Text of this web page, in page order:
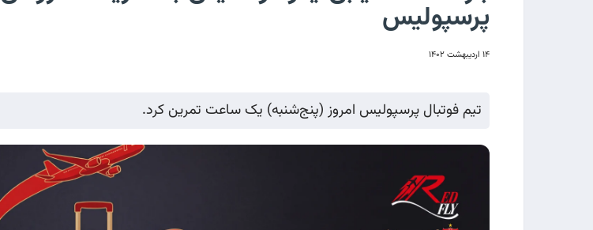
پرسپولیس
۱۴ اردیبهشت ۱۴۰۲
تیم فوتبال پر‌سپولیس امروز (پنج‌شنبه) یک ساعت تمرین کرد.